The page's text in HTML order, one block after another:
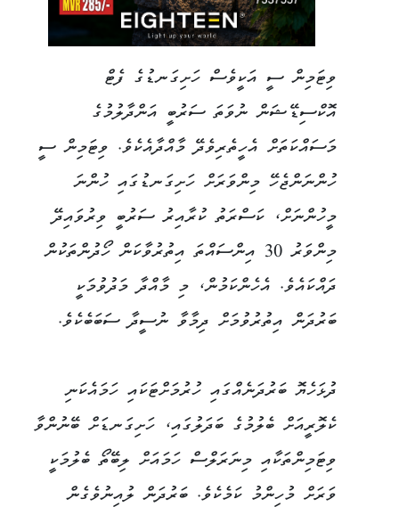
ވިޓަމިން ސީ އަކީވެސް ހަށިގަނޑުގެ ފެޓް
އޮކްސިޑޭޝަން ނުވަތަ ސަރުބީ އަންދާލުމުގެ
މަސައްކަތަށް އެހީތެރިވެދޭ މާއްދާއެކެވެ. ވިޓަމިން ސީ
ހުންނަންޖެހޭ މިންވަރަށް ހަށިގަނޑުގައި ހުންނަ
މީހުންނަށް، ކަސްރަތު ކުރާއިރު ސަރުބީ ވިރުވައިދޭ
މިންވަރު 30 އިންސައްތަ އިތުރުވާކަން ހޯދުންތަކުން
ދައްކައެވެ. އެހެންކަމުން، މި މާއްދާ މަދުވުމަކީ
ބަރުދަން އިތުރުވުމަށް ދިމާވާ ނުސީދާ ސަބަބެކެވެ.
ދުޅަހެޔޮ ބަރުދަނެއްގައި ހުރުމަށްޓަކައި ހަމައެކަނި
ކެލޮރީއަށް ބެލުމުގެ ބަދަލުގައި، ހަށިގަނޑަށް ބޭނުންވާ
ވިޓަމިންތަކާއި މިނަރަލްސް ހަމައަށް ލިބޭތޯ ބެލުމަކީ
ވަރަށް މުހިންމު ކަމެކެވެ. ބަރުދަން ލުއިނުވެގެން